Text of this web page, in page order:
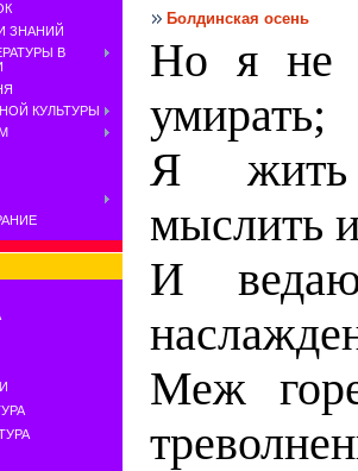
ЗНАНИЙ
В
КУЛЬТУРЫ
Болдинская осень
Но я не
умирать;
Я жить
мыслить
И
Меж